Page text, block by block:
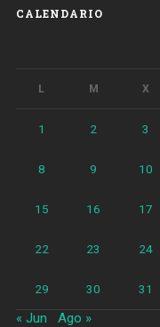
CALENDARIO
L M X
1 2 3
8 9 10
15 16 17
22 23 24
29 30 31
« Jun Ago »